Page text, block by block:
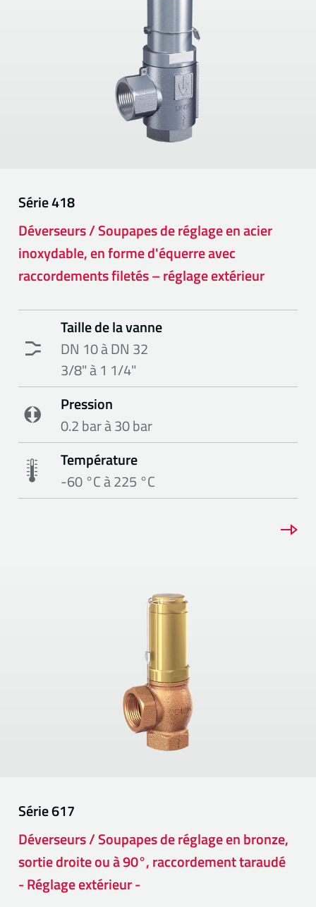
Série418
Déverseurs / Soupapes de réglage en acier
inoxydable, en forme d'équerre avec
raccordements filetés – réglage extérieur
Taille de la vanne
DN 10 à DN 32
3/8" à 1 1/4"
Pression
0.2 bar à 30 bar
Température
-60 °C à 225 °C
Série617
Déverseurs / Soupapes de réglage en bronze,
sortie droite ou à 90°, raccordement taraudé
- Réglage extérieur -